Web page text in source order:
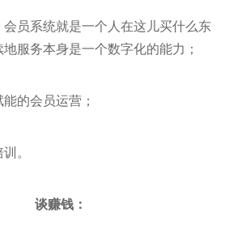
员系统就是一个人在这儿买什么东
服务本身是一个数字化的能力；
的会员运营；
。
谈赚钱 ：